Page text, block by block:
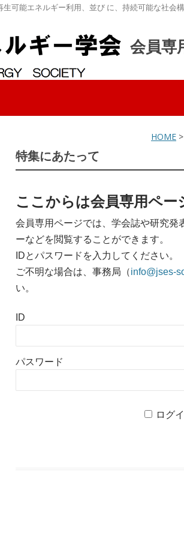
可能エネルギー利用、並び に、持続可能な社
会員専
HOME >
特集にあたって
ここからは会員専用ペー
会員専用ページでは、学会誌や研究発
ーなどを閲覧することができます。
IDとパスワードを入力してください。
ご不明な場合は、事務局（info@jses-
い。
ID
パスワード
ログ